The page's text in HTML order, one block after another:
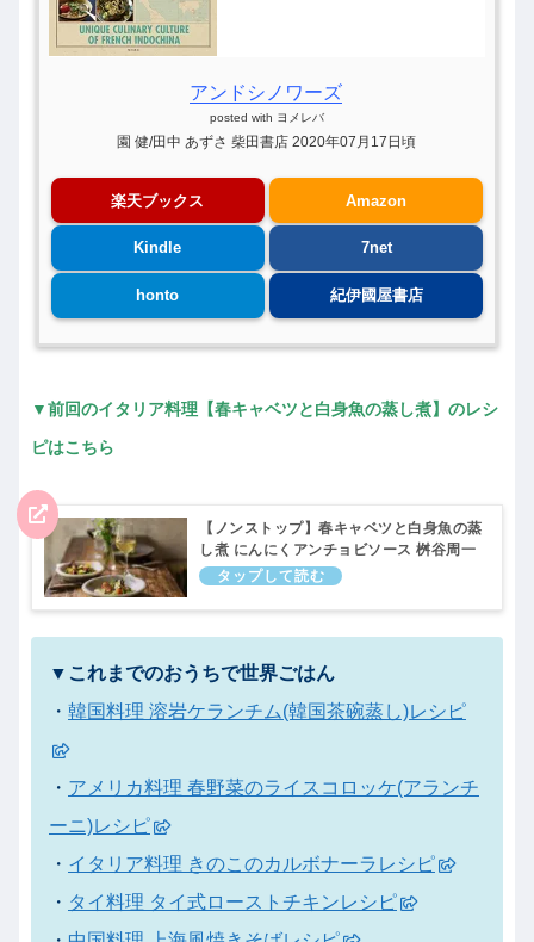
アンドシノワーズ
posted with ヨメレバ
園 健/田中 あずさ 柴田書店 2020年07月17日頃
楽天ブックス Amazon
Kindle 7net
honto 紀伊國屋書店
▼前回のイタリア料理【春キャベツと白身魚の蒸し煮】のレシ
ピはこちら
【ノンストップ】春キャベツと白身魚の蒸
し煮 にんにくアンチョビソース 桝谷周一
郎シェフレシピ 世界ごはん｜4月19日
▼これまでのおうちで世界ごはん
・ 韓国料理 溶岩ケランチム(韓国茶碗蒸し)レシピ
・ アメリカ料理 春野菜のライスコロッケ(アランチ
ーニ)レシピ
・ イタリア料理 きのこのカルボナーラレシピ
・ タイ料理 タイ式ローストチキンレシピ